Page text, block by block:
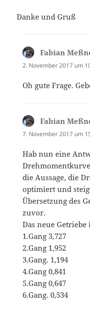
Danke und Gruß
Fabian
2. November 2017 um
Oh gute Frage.
Fabian
7. November 2017 um
Hab nun eine
die Aussage, die
optimiert und
Übersetzung des
zuvor.
Das neue
1.Gang 3,727
2.Gang 1,952
3.Gang. 1,194
4.Gang 0,841
5.Gang 0,647
6.Gang. 0,534